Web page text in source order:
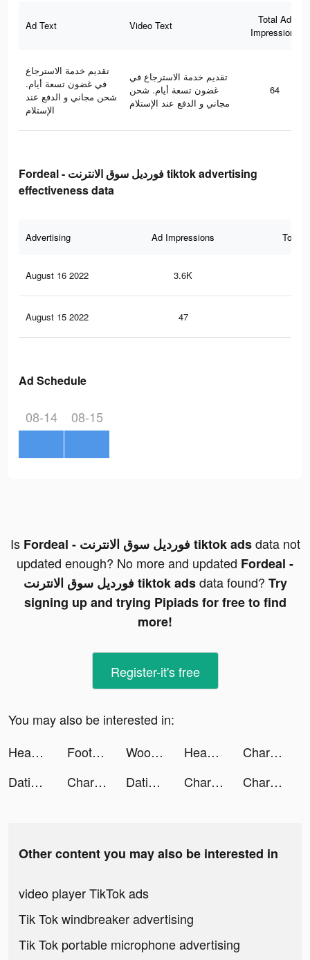
Ad Text Video Text
Total Ad
Impressions
تقديم خدمة الاسترجاع
في غضون تسعة أيام.
شحن مجاني و الدفع عند
الإستلام
تقديم خدمة الاسترجاع في
غضون تسعة أيام. شحن
مجاني و الدفع عند الإستلام
64
Fordeal - فورديل سوق الانترنت tiktok advertising
effectiveness data
Advertising Ad Impressions Total
August 16 2022 3.6K
August 15 2022 47
Ad Schedule
08-14 08-15
Is Fordeal - فورديل سوق الانترنت tiktok adsdata not
updated enough? No more and updated Fordeal -
فورديل سوق الانترنت tiktok adsdata found? Try
signing up and trying Pipiads for free to find
more!
Register-it's free
You may also be interested in:
Headway: Fun & Easy Growth tiktok ads
Football Life! tiktok ads WooPlus - Dating App for Curvy tiktok ads Headway: Fun & Easy Growth tiktok ads
Charge Station 3D! tiktok ads
Dating, Meet Curvy - WooPlus tiktok ads
Charge Station 3D! tiktok ads Dating, Meet Curvy - WooPlus tiktok ads Charge Station 3D! tiktok ads Charge Station 3D! tiktok ads
Other content you may also be interested in
video player TikTok ads
Tik Tok windbreaker advertising
Tik Tok portable microphone advertising